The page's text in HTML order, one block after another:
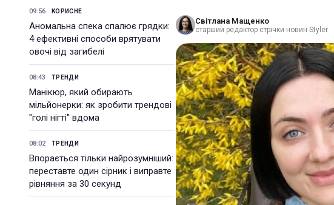
09:56 КОРИСНЕ
Аномальна спека спалює грядки:
4 ефективні способи врятувати
овочі від загибелі
08:43 ТРЕНДИ
Манікюр, який обирають
мільйонерки: як зробити трендові
"голі нігті" вдома
08:02 ТРЕНДИ
Впорається тільки найрозумніший:
переставте один сірник і виправте
рівняння за 30 секунд
Світлана Мащенко
старший редактор стрічки новин Styler